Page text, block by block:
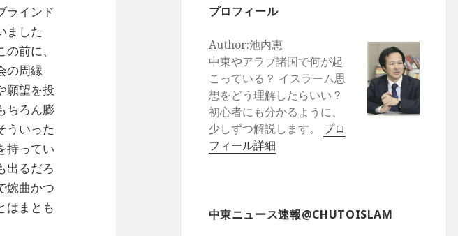
プロフィール
Author:池内恵
中東やアラブ諸国で何が起
こっている？ イスラーム思
想をどう理解したらいい？
初心者にも分かるように、
少しずつ解説します。 プロ
フィール詳細
中東ニュース速報@CHUTOISLAM
ラインド
ました
前に、
の周縁
願望を投
ちろん膨
ういった
持ってい
出るだろ
婉曲かつ
はまとも